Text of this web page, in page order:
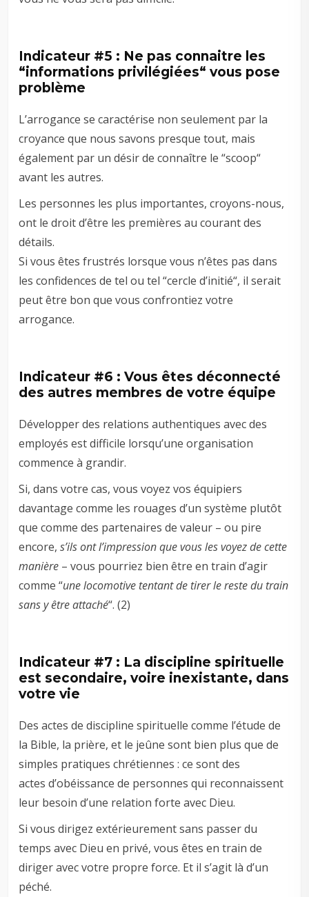
Indicateur #5 : Ne pas connaitre les
“informations privilégiées“ vous pose
problème
L’arrogance se caractérise non seulement par la
croyance que nous savons presque tout, mais
également par un désir de connaître le “scoop“
avant les autres.
Les personnes les plus importantes, croyons-nous,
ont le droit d’être les premières au courant des
détails.
Si vous êtes frustrés lorsque vous n’êtes pas dans
les confidences de tel ou tel “cercle d’initié“, il serait
peut être bon que vous confrontiez votre
arrogance.
Indicateur #6 : Vous êtes déconnecté
des autres membres de votre équipe
Développer des relations authentiques avec des
employés est difficile lorsqu’une organisation
commence à grandir.
Si, dans votre cas, vous voyez vos équipiers
davantage comme les rouages d’un système plutôt
que comme des partenaires de valeur – ou pire
encore,s’ils ont l’impression que vous les voyez de cette
manière – vous pourriez bien être en train d’agir
comme “une locomotive tentant de tirer le reste du train
sans y être attaché“. (2)
Indicateur #7 : La discipline spirituelle
est secondaire, voire inexistante, dans
votre vie
Des actes de discipline spirituelle comme l’étude de
la Bible, la prière, et le jeûne sont bien plus que de
simples pratiques chrétiennes : ce sont des
actes d’obéissance de personnes qui reconnaissent
leur besoin d’une relation forte avec Dieu.
Si vous dirigez extérieurement sans passer du
temps avec Dieu en privé, vous êtes en train de
diriger avec votre propre force. Et il s’agit là d’un
péché.